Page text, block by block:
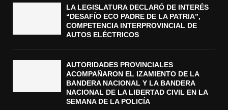
LA LEGISLATURA DECLARÓ DE INTERÉS
“DESAFÍO ECO PADRE DE LA PATRIA”,
COMPETENCIA INTERPROVINCIAL DE
AUTOS ELÉCTRICOS
AUTORIDADES PROVINCIALES
ACOMPAÑARON EL IZAMIENTO DE LA
BANDERA NACIONAL Y LA BANDERA
NACIONAL DE LA LIBERTAD CIVIL EN LA
SEMANA DE LA POLICÍA